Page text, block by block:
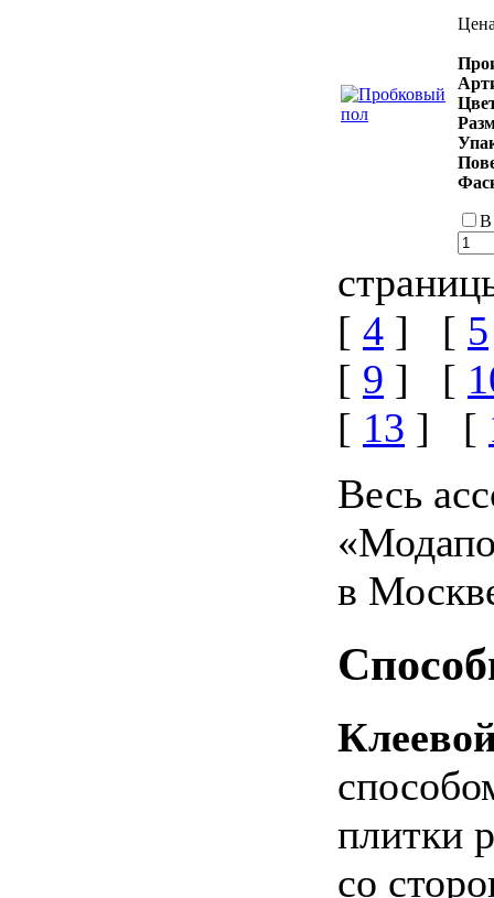
В
[ 4 ] [ 5
[ 9 ] [
[ 13 ] [
Весь
в
плитки
со